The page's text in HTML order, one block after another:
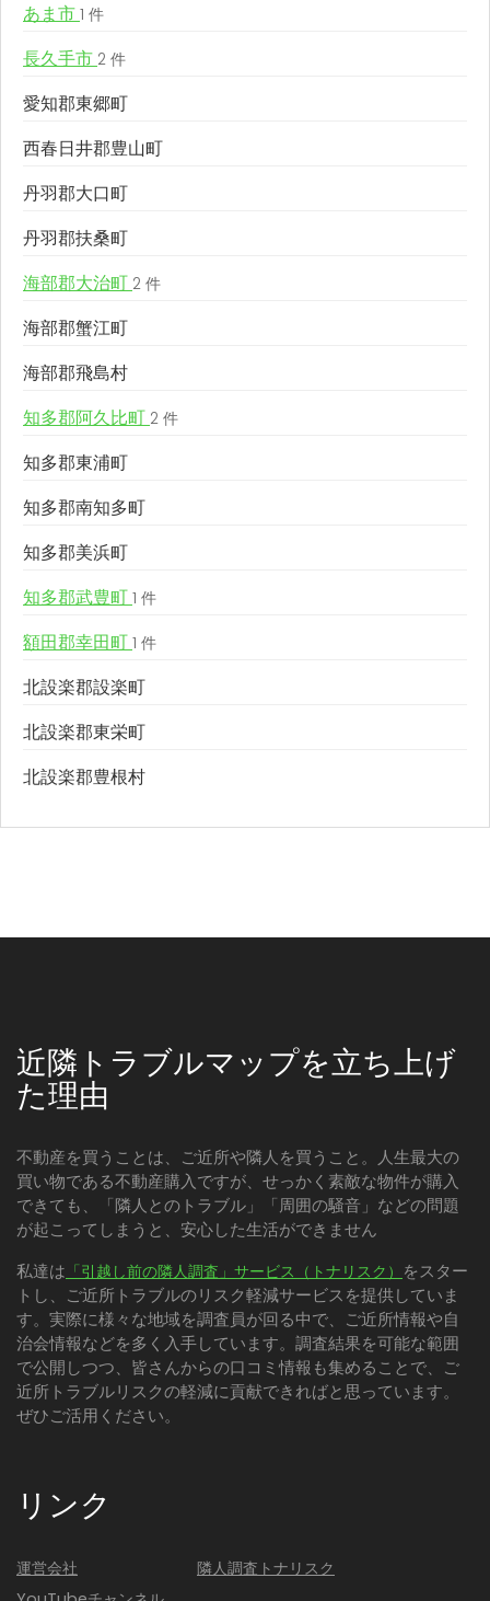
あま市 1 件
長久手市 2 件
愛知郡東郷町
西春日井郡豊山町
丹羽郡大口町
丹羽郡扶桑町
海部郡大治町 2 件
海部郡蟹江町
海部郡飛島村
知多郡阿久比町 2 件
知多郡東浦町
知多郡南知多町
知多郡美浜町
知多郡武豊町 1 件
額田郡幸田町 1 件
北設楽郡設楽町
北設楽郡東栄町
北設楽郡豊根村
近隣トラブルマップを立ち上げ
た理由
不動産を買うことは、ご近所や隣人を買うこと。人生最大の
買い物である不動産購入ですが、せっかく素敵な物件が購入
できても、「隣人とのトラブル」「周囲の騒音」などの問題
が起こってしまうと、安心した生活ができません
私達は 「引越し前の隣人調査」サービス（トナリスク） をスター
トし、ご近所トラブルのリスク軽減サービスを提供していま
す。実際に様々な地域を調査員が回る中で、ご近所情報や自
治会情報などを多く入手しています。調査結果を可能な範囲
で公開しつつ、皆さんからの口コミ情報も集めることで、ご
近所トラブルリスクの軽減に貢献できればと思っています。
ぜひご活用ください。
リンク
運営会社
隣人調査トナリスク